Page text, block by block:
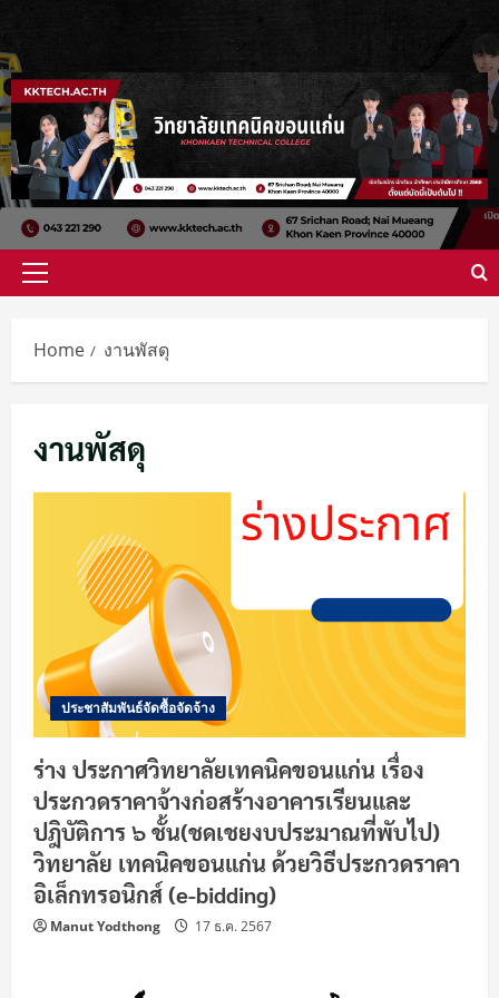
content
Primary
Home งานพัสดุ
งานพัสดุ
ประชาสัมพันธ์จัดซื้อจัดจ้าง
ร่าง ประกาศวิทยาลัยเทคนิคขอนแก่น เรื่อง
ประกวดราคาจ้างก่อสร้างอาคารเรียนและ
ปฎิบัติการ ๖ ชั้น(ชดเชยงบประมาณที่พับไป)
วิทยาลัย เทคนิคขอนแก่น ด้วยวิธีประกวดราคา
อิเล็กทรอนิกส์ (e-bidding)
Manut Yodthong 17 ธ.ค. 2567